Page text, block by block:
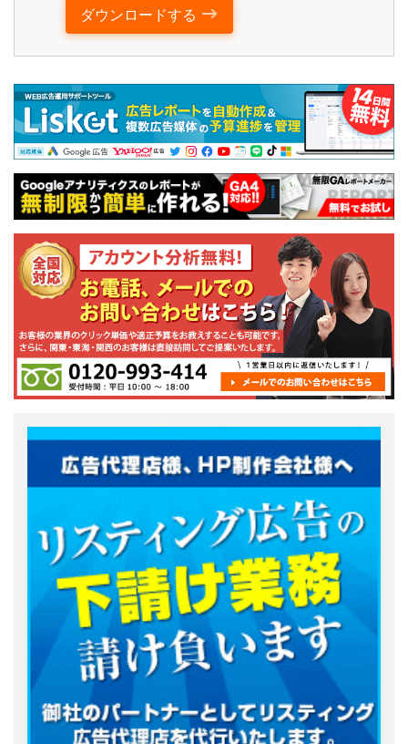
ダウンロードする